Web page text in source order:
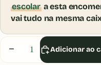
Diminuir
quantidade
Aumentar
escolara esta
vai tudo na mesma
Adicionar ao